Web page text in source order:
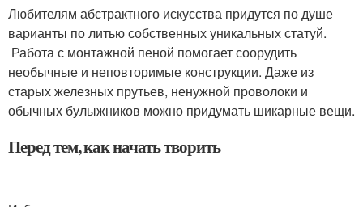
Любителям абстрактного искусства придутся по душе
варианты по литью собственных уникальных статуй.
Работа с монтажной пеной помогает соорудить
необычные и неповторимые конструкции. Даже из
старых железных прутьев, ненужной проволоки и
обычных булыжников можно придумать шикарные вещи.
Перед тем, как начать творить